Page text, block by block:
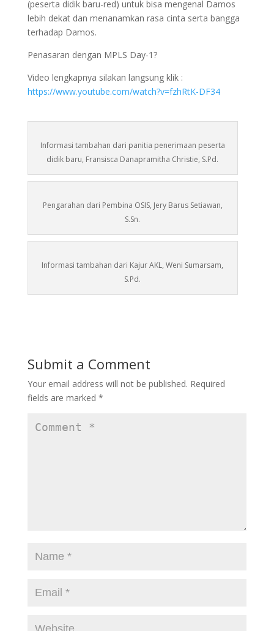
(peserta didik baru-red) untuk bisa mengenal Damos
lebih dekat dan menanamkan rasa cinta serta bangga
terhadap Damos.
Penasaran dengan MPLS Day-1?
Video lengkapnya silakan langsung klik :
https://www.youtube.com/watch?v=fzhRtK-DF34
Informasi tambahan dari panitia penerimaan peserta
didik baru, Fransisca Danapramitha Christie, S.Pd.
Pengarahan dari Pembina OSIS, Jery Barus Setiawan,
S.Sn.
Informasi tambahan dari Kajur AKL, Weni Sumarsam,
S.Pd.
Submit a Comment
Your email address will not be published. Required
fields are marked *